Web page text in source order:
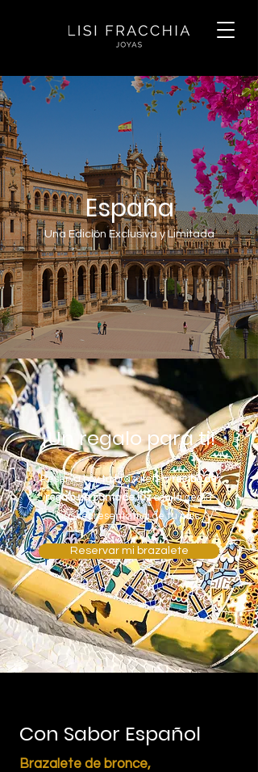
España
Una Edición Exclusiva y Limitada
¡Un regalo para ti!
Reserva hoy tu brazalete yrecibe de
regalo un punto de luzcon la gema
más representativa de tu país.
Reservar mi brazalete
Con Sabor Español
Brazalete de bronce,